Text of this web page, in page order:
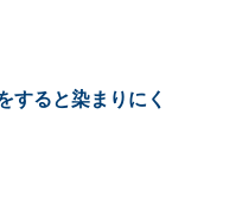
すると染まりにく